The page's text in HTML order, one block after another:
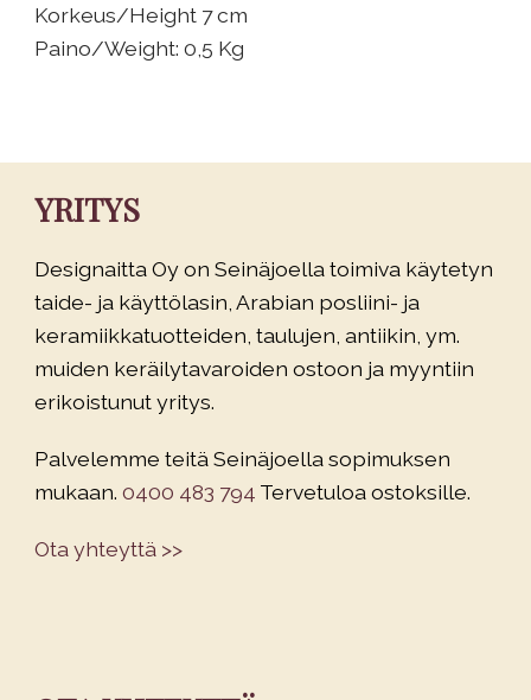
Korkeus/Height 7 cm
Paino/Weight: 0,5 Kg
YRITYS
Designaitta Oy on Seinäjoella toimiva käytetyn
taide- ja käyttölasin, Arabian posliini- ja
keramiikkatuotteiden, taulujen, antiikin, ym.
muiden keräilytavaroiden ostoon ja myyntiin
erikoistunut yritys.
Palvelemme teitä Seinäjoella sopimuksen
mukaan. 0400 483 794 Tervetuloa ostoksille.
Ota yhteyttä >>